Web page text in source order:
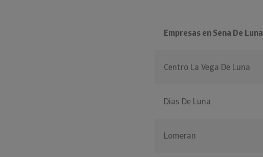
Empresas en Sena De Luna
Centro La Vega De Luna
Dias De Luna
Lomeran